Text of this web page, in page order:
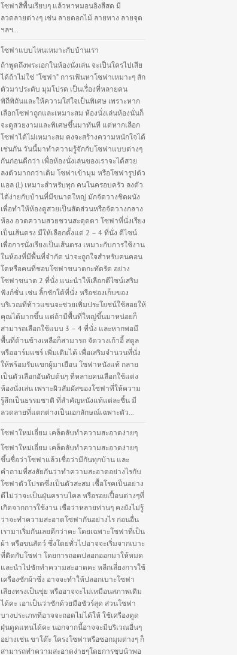
โซฟาสีพื้นเรียบๆ แล้วหาหมอนอิงสีสด มี
ลวดลายต่างๆ เช่น ลายดอกไม้ ลายทาง ลายจุด
ฯลฯ...
โซฟาแบบไหนเหมาะกับบ้านเรา
ถ้าพูดถึงพระเอกในห้องนั่งเล่น จะเป็นใครไปเสีย
ได้ถ้าไม่ใช่ “โซฟา” การเฟ้นหาโซฟาเหมาะๆ สัก
ตัวมาประดับ มุมโปรด เป็นเรื่องที่หลายคน
พิถีพิถันและให้ความใส่ใจเป็นพิเศษ เพราะหาก
เลือกโซฟาถูกและเหมาะสม ห้องนั่งเล่นห้องนั่นก็
จะดูสวยงามและพิเศษขึ้นมาทันที แต่หากเลือก
โซฟาได้ไม่เหมาะสม คงจะสร้างความหนักใจได้
เช่นกัน วันนี้มาทำความรู้จักกับโซฟาแบบต่างๆ
กันก่อนดีกว่า เพื่อห้องนั่งเล่นของเราจะได้สวย
ลงตัวมากกว่าเดิม โซฟาเข้ามุม หรือโซฟารูปตัว
แอล (L) เหมาะสำหรับทุก คนในครอบครัว ลงตัว
ได้ง่ายกับบ้านที่มีขนาดใหญ่ มักจัดวางชิดผนัง
เพื่อทำให้ห้องดูสวยเป็นสัดส่วนหรือจัดวางกลาง
ห้อง อวดความสวยชวนสะดุดตา โซฟาที่นั่งเรียง
เป็นเส้นตรง มีให้เลือกตั้งแต่ 2 – 4 ที่นั่ง ดีไซน์
เพื่อการนั่งเรียงเป็นเส้นตรง เหมาะกับการใช้งาน
ในห้องที่มีพื้นที่จำกัด น่าจะถูกใจสำหรับคนคอน
โดหรือคนที่ชอบโซฟาขนาดกะทัดรัด อย่าง
โซฟาขนาด 2 ที่นั่ง แนะนำให้เลือกดีไซน์เสริม
ฟังก์ชั่น เช่น ลิ้กชักใต้ที่นั่ง หรือช่องเก็บของ
บริเวณที่ท้าวแขนจะช่วยเพิ่มประโยชน์ใช้สอยให้
คุณได้มากขึ้น แต่ถ้ามีพื้นที่ใหญ่ขึ้นมาหน่อยก็
สามารถเลือกใช้แบบ 3 – 4 ที่นั่ง และหากพอมี
พื้นที่ด้านข้างเหลือก็สามารถ จัดวางเก้าอี้ สตูล
หรืออาร์มแชร์ เพิ่มเติมได้ เพื่อเสริมจำนวนที่นั่ง
ให้พร้อมรับแขกผู้มาเยือน โซฟาหนังแท้ กลาย
เป็นตัวเลือกอันดับต้นๆ ที่หลายคนเลือกใช้แต่ง
ห้องนั่งเล่น เพราะผิวสัมผัสของโซฟาที่ให้ความ
รู้สึกเป็นธรรมชาติ ที่สำคัญหนังแท้แต่ละชิ้น มี
ลวดลายที่แตกต่างเป็นเอกลักษณ์เฉพาะตัว...
โซฟาใหม่เอี่ยม เคล็ดลับทำความสะอาดง่ายๆ
โซฟาใหม่เอี่ยม เคล็ดลับทำความสะอาดง่ายๆ
ขึ้นชื่อว่าโซฟาแล้วเชื่อว่ามีกันทุกบ้าน และ
คำถามที่สงสัยกันว่าทำความสะอาดอย่างไรกับ
โซฟาตัวโปรดซึ่งเป็นตัวสะสม เชื้อโรคเป็นอย่าง
ดีไม่ว่าจะเป็นฝุ่นคราบไคล หรือรอยเปื้อนต่างๆที่
เกิดจากการใช้งาน เชื่อว่าหลายท่านๆ คงยังไม่รู้
ว่าจะทำความสะอาดโซฟากันอย่างไร ก่อนอื่น
เรามาเริ่มกันเลยดีกว่าคะ โดยเฉพาะโซฟาที่เป็น
ผ้า หรือขนสัตว์ ซึ่งโดยทั่วไปอาจจะเริ่มจากเบาะ
ที่ติดกับโซฟา โดยการถอดปลอกออกมาให้หมด
และนำไปซักทำความสะอาดคะ หลีกเลี่ยงการใช้
เครื่องซักผ้าซึ่ง อาจจะทำให้ปลอกเบาะโซฟา
เสียงทรงเป็นขุ่ย หรืออาจจะไม่เหมือนสภาพเดิม
ได้คะ เอาเป็นว่าซักด้วยมือชัวร์สุด ส่วนโซฟา
บางประเภทที่อาจจะถอดไม่ได้ให้ ใช้เครื่องดูด
ฝุ่นดูดแทนได้คะ นอกจากนี้อาจจะมีบริเวณอื่นๆ
อย่างเช่น ขาโต๊ะ โครงโซฟาหรือซอกมุมต่างๆ ก็
สามารถทำความสะอาดง่ายๆโดยการชุบน้าพอ